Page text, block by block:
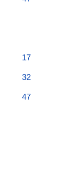
17
32
47